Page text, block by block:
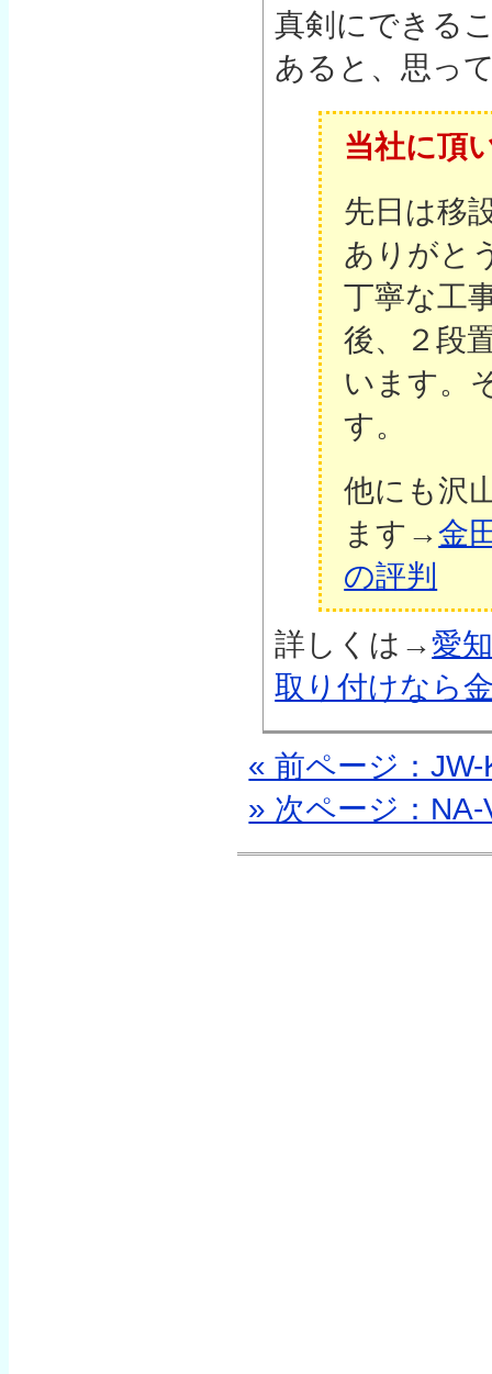
真剣にできる
あると、思っ
当社に頂
先日は移
ありがと
丁寧な工
後、２段
います。
す。
他にも沢
ます→金
の評判
詳しくは→愛
取り付けなら
« 前ページ：
» 次ページ：